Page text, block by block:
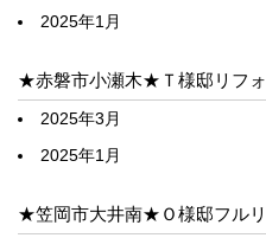
2025年1月
★赤磐市小瀬木★Ｔ様邸リフ
2025年3月
2025年1月
★笠岡市大井南★Ｏ様邸フル